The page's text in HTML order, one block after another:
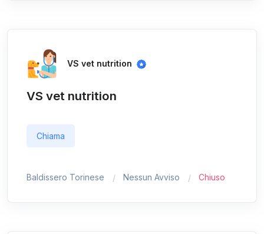
VS vet nutrition
VS vet nutrition
Chiama
Baldissero Torinese Nessun Avviso Chiuso